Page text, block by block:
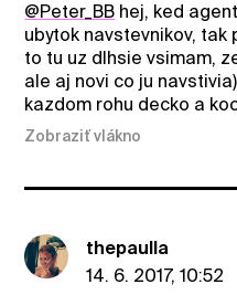
@Peter_BB hej, ked
ubytok navstevnikov, tak
to tu uz dlhsie vsimam,
ale aj novi co ju
kazdom rohu decko a
Zobraziť vlákno
thepaulla
14. 6. 2017, 10:52